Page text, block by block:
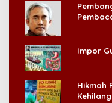
Impor
Hikmah